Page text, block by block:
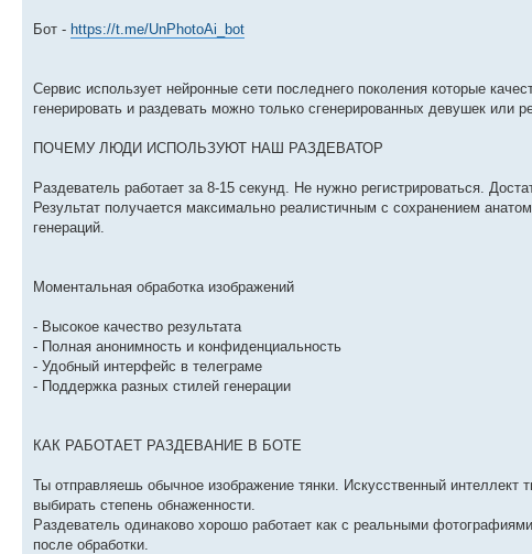
Бот - https://t.me/UnPhotoAi_bot
Сервис использует нейронные сети последнего поколения которые
генерировать и раздевать можно только сгенерированных девушек или
ПОЧЕМУ ЛЮДИ ИСПОЛЬЗУЮТ НАШ РАЗДЕВАТОР
Раздеватель работает за 8-15 секунд. Не нужно регистрироваться.
Результат получается максимально реалистичным с сохранением
генераций.
Моментальная обработка изображений
- Высокое качество результата
- Полная анонимность и конфиденциальность
- Удобный интерфейс в телеграме
- Поддержка разных стилей генерации
КАК РАБОТАЕТ РАЗДЕВАНИЕ В БОТЕ
Ты отправляешь обычное изображение тянки. Искусственный
выбирать степень обнаженности.
Раздеватель одинаково хорошо работает как с реальными
после обработки.